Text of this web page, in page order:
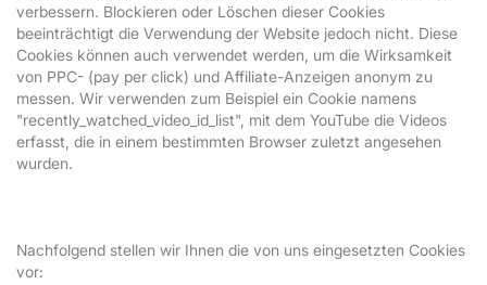
verbessern. Blockieren oder Löschen dieser Cookies
beeinträchtigt die Verwendung der Website jedoch nicht. Diese
Cookies können auch verwendet werden, um die Wirksamkeit
von PPC- (pay per click) und Affiliate-Anzeigen anonym zu
messen. Wir verwenden zum Beispiel ein Cookie namens
"recently_watched_video_id_list", mit dem YouTube die Videos
erfasst, die in einem bestimmten Browser zuletzt angesehen
wurden.
Nachfolgend stellen wir Ihnen die von uns eingesetzten Cookies
vor: